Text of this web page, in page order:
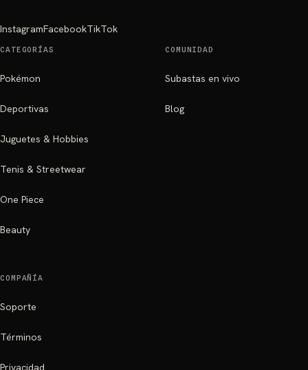
InstagramFacebookTikTok
CATEGORÍAS
Pokémon
Deportivas
Juguetes & Hobbies
Tenis & Streetwear
One Piece
Beauty
COMUNIDAD
Subastas en vivo
Blog
COMPAÑÍA
Soporte
Términos
Privacidad